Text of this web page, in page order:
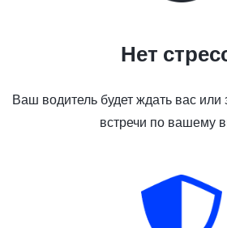
Нет
Ваш водитель будет ждать вас или
встречи по вашему